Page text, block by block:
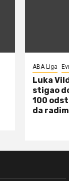
ABA Liga
Luka
stigao
100
da